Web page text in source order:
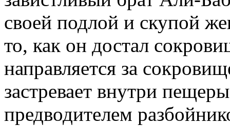
своей подлой и скупой
то, как он достал
направляется за
застревает внутри
предводителем